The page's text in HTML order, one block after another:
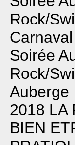
Rock/
Soirée
Rock/
Auberge
2018 LA
BIEN